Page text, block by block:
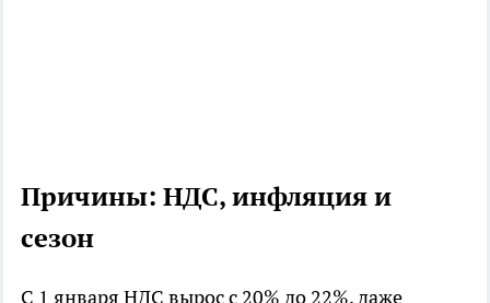
Причины: НДС, инфляция и
сезон
С 1 января НДС вырос с 20% до 22%, даже